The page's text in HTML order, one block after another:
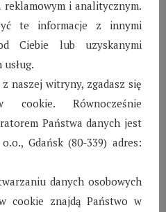
miały możliwość
oraz same
Ferie zimowe
parku rozrywki
Kołobrzegu, dzieci
na hali, ale również
z malowania ceramiki.
i analitycznym.
te informacje z innymi
Ciebie lub uzyskanymi
naszej witryny, zgadasz się
Równocześnie
Państwa danych jest
Gdańsk (80-339) adres:
danych osobowych
cookie znajdą Państwo w